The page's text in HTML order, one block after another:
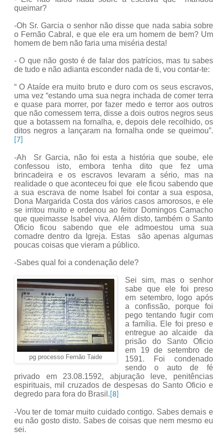
queimar?
-Oh Sr. Garcia o senhor não disse que nada sabia sobre
o Fernão Cabral, e que ele era um homem de bem? Um
homem de bem não faria uma miséria desta!
- O que não gosto é de falar dos patrícios, mas tu sabes
de tudo e não adianta esconder nada de ti, vou contar-te:
“ O Ataíde era muito bruto e duro com os seus escravos,
uma vez “estando uma sua negra inchada de comer terra
e quase para morrer, por fazer medo e terror aos outros
que não comessem terra, disse a dois outros negros seus
que a botassem na fornalha, e, depois dele recolhido, os
ditos negros a lançaram na fornalha onde se queimou”.
[7]
-Ah
Sr Garcia, não foi esta a história que soube, ele
confessou isto, embora tenha dito que fez uma
brincadeira e os escravos levaram a sério, mas na
realidade o que aconteceu foi que ele ficou sabendo que
a sua escrava de nome Isabel foi contar a sua esposa,
Dona Margarida Costa dos vários casos amorosos, e ele
se irritou muito e ordenou ao feitor Domingos Camacho
que queimasse Isabel viva. Além disto, também o Santo
Oficio ficou sabendo que ele admoestou uma sua
comadre dentro da Igreja. Estas são apenas algumas
poucas coisas que vieram a público.
-Sabes qual foi a condenação dele?
pg processo Fernão Taide
Sei sim, mas o senhor
sabe que ele foi preso
em setembro, logo após
a confissão, porque foi
pego tentando fugir com
a família. Ele foi preso e
entregue ao alcaide
da
prisão do Santo Oficio
em 19 de setembro de
1591. Foi condenado
sendo o auto de fé
privado em 23.08.1592, abjuração leve, penitências
espirituais, mil cruzados de despesas do Santo Oficio e
degredo para fora do Brasil. [8]
-Vou ter de tomar muito cuidado contigo. Sabes demais e
eu não gosto disto. Sabes de coisas que nem mesmo eu
sei.